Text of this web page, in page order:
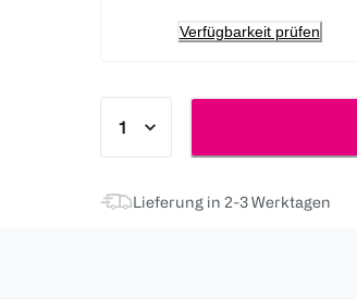
Verfügbarkeit prüfen
Lieferung in 2-3 Werktagen